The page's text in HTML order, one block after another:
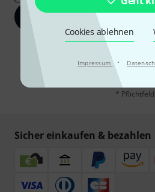
Cookies ablehnen
Impressum ·
Jetzt
Mit Klick auf „Jetzt anmelden“
Werbung und einer Messung des E-
Abmeldung ist jederzeit möglich.
* Pflichtfeld
Sicher einkaufen & bezahlen